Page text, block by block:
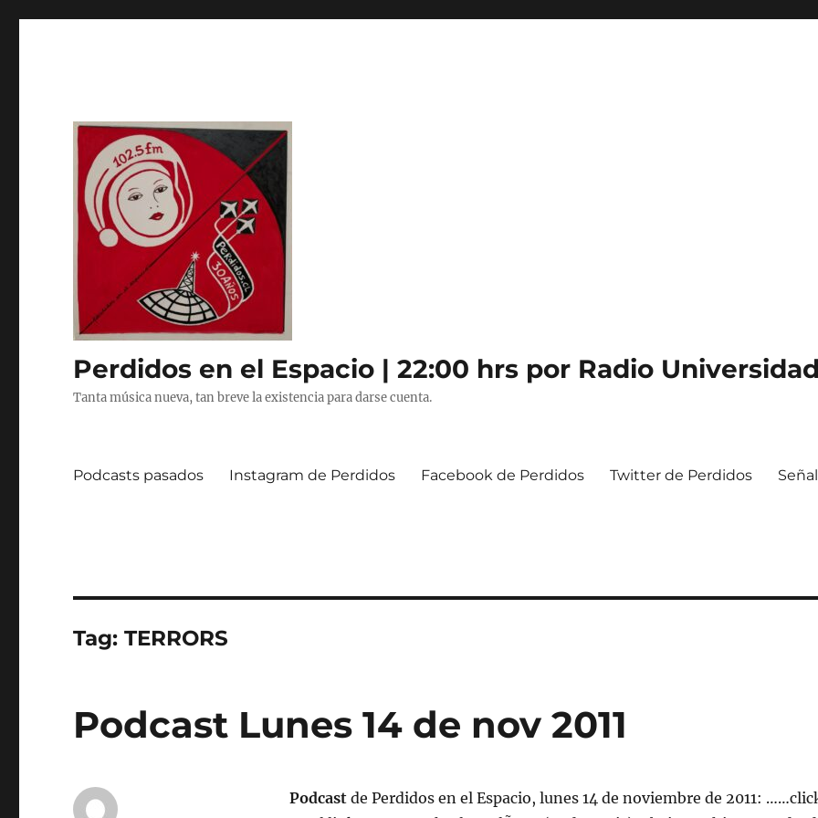
Perdidos en el Espacio | 22:00 hrs por Radio
Tanta música nueva, tan breve la existencia para darse cuenta.
Podcasts pasados Instagram de Perdidos Facebook de Perdidos Twitter de Perdidos
Tag:TERRORS
Podcast Lunes 14 de nov 2011
Podcast de Perdidos en el Espacio, lunes 14 de noviembre de 2011: